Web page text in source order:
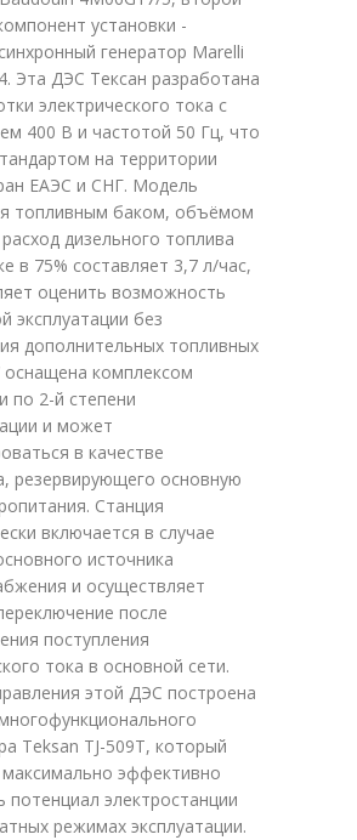
установки -
генератор Marelli
Эта ДЭС Тексан разработана
электрического тока с
400 В и частотой 50 Гц, что
на территории
ЕАЭС и СНГ. Модель
топливным баком, объёмом
дизельного топлива
в 75% составляет 3,7 л/час,
оценить возможность
эксплуатации без
дополнительных топливных
комплексом
по 2-й степени
и может
в качестве
резервирующего основную
Станция
включается в случае
источника
и осуществляет
после
поступления
тока в основной сети.
этой ДЭС построена
Teksan TJ-509T, который
эффективно
потенциал электростанции
режимах эксплуатации.